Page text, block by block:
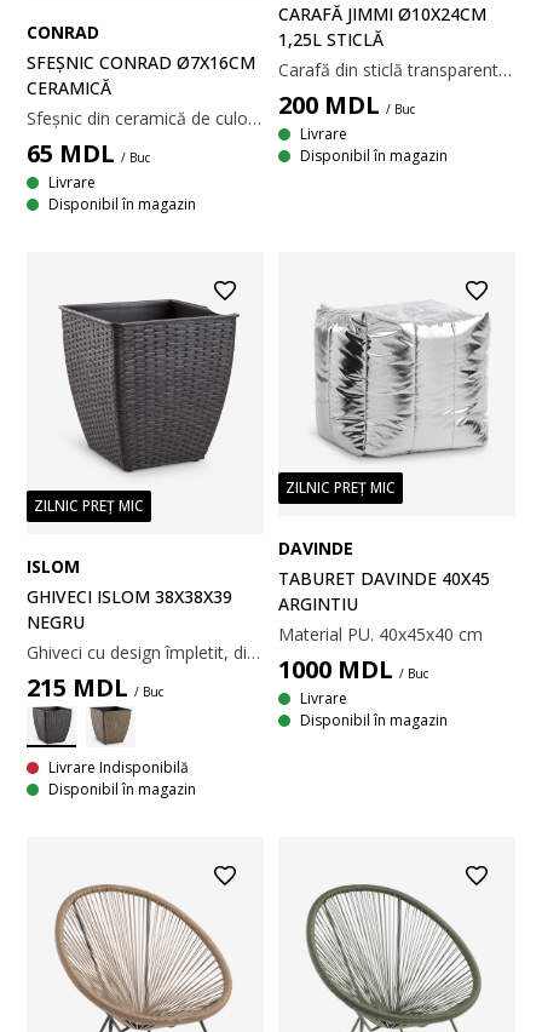
CONRAD
SFEȘNIC CONRAD Ø7X16CM
CERAMICĂ
Sfeșnic din ceramică de culoarea migdalei, cu un design sculptural, etajat. Finisajul lucios, cu picățele, conferă sfeșnicului un aspect modern și unic. Ø8x16 cm
65 MDL / Buc
Livrare
Disponibil în magazin
CARAFĂ JIMMI Ø10X24CM
1,25L STICLĂ
Carafă din sticlă transparentă cu o capacitate de 1,25 litri. Potrivită pentru a servi cu ușurință băuturi reci, precum apă sau suc. Ø10x24 cm
200 MDL / Buc
Livrare
Disponibil în magazin
ZILNIC PREȚ MIC
ISLOM
GHIVECI ISLOM 38X38X39
NEGRU
Ghiveci cu design împletit, din poliratan durabil, de culoare neagră. Materialul este ușor și rezistent la îngheț, ceea ce face ghiveciul potrivit pentru utilizarea la exterior. Se pot perfora ușor găuri de scurgere. l38 x L38 x H39 cm
215 MDL / Buc
Livrare Indisponibilă
Disponibil în magazin
ZILNIC PREȚ MIC
DAVINDE
TABURET DAVINDE 40X45
ARGINTIU
Material PU. 40x45x40 cm
1000 MDL / Buc
Livrare
Disponibil în magazin